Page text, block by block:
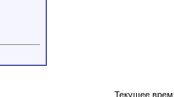
Текущее